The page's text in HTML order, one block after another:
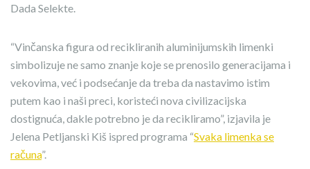
Dada Selekte.
“Vinčanska figura od recikliranih aluminijumskih limenki
simbolizuje ne samo znanje koje se prenosilo generacijama i
vekovima, već i podsećanje da treba da nastavimo istim
putem kao i naši preci, koristeći nova civilizacijska
dostignuća, dakle potrebno je da recikliramo”, izjavila je
Jelena Petljanski Kiš ispred programa “Svaka limenka se
računa”.